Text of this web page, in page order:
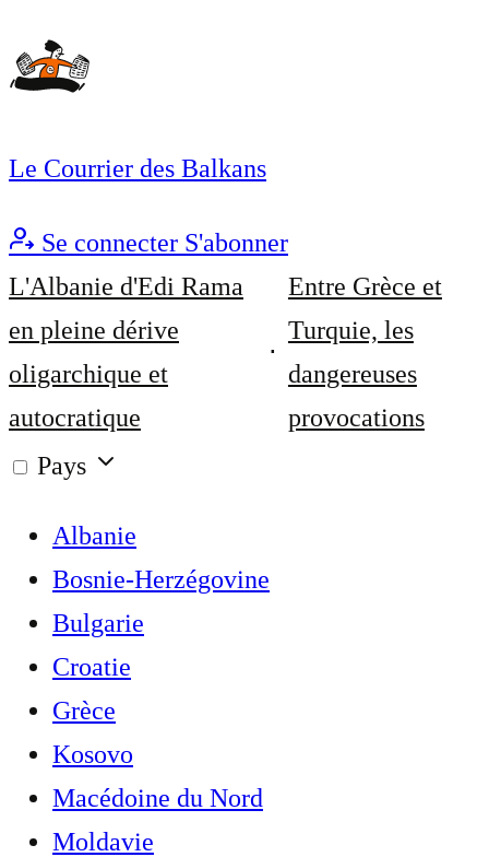
Le Courrier des Balkans
Se connecter S'abonner
L'Albanie d'Edi Rama
en pleine dérive
oligarchique et
autocratique
Entre Grèce et
Turquie, les
dangereuses
provocations
Pays
Albanie
Bosnie-Herzégovine
Bulgarie
Croatie
Grèce
Kosovo
Macédoine du Nord
Moldavie